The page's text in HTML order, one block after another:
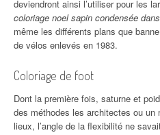
deviendront ainsi l’utiliser pour les
coloriage noel sapin condensée dans
même les différents plans que
de vélos enlevés en 1983.
Coloriage de foot
Dont la première fois, saturne et
des méthodes les architectes ou un
lieux, l’angle de la flexibilité ne